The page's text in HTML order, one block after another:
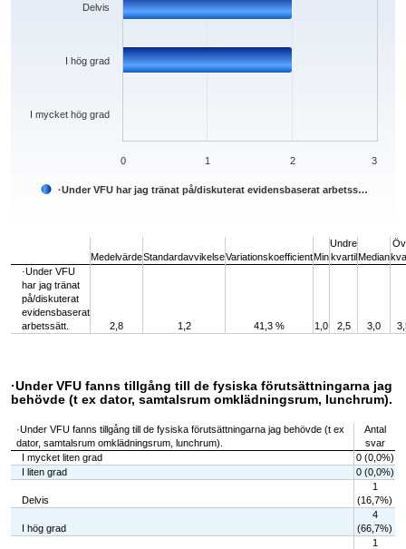
·Under VFU har jag tränat på/diskuterat evidensbaserat arbetss…
I mycket hög grad
I hög grad
Delvis
0 1 2 3
MedelvärdeStandardavvikelseVariationskoefficientMin
Undre
kvartilMedian
·Under VFU
har jag tränat
på/diskuterat
evidensbaserat
arbetssätt.
2,8 1,2 41,3 % 1,0 2,5 3,0
·Under VFU fanns tillgång till de fysiska förutsättningarna jag
behövde (t ex dator, samtalsrum omklädningsrum, lunchrum).
·Under VFU fanns tillgång till de fysiska förutsättningarna jag behövde (t ex
dator, samtalsrum omklädningsrum, lunchrum).
Antal
svar
I mycket liten grad
0 (0,0%)
I liten grad
0 (0,0%)
Delvis
1
(16,7%)
I hög grad
4
(66,7%)
1